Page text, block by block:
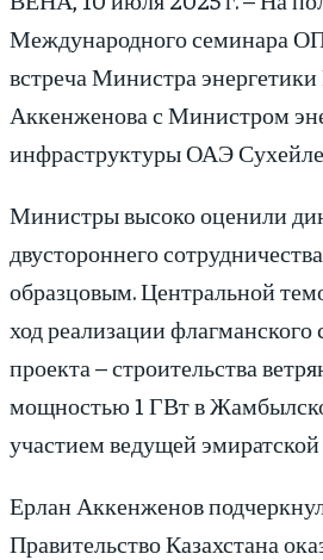
Международного семинара
встреча Министра
Аккенженова с Министром
инфраструктуры ОАЭ
Министры высоко оценили
двустороннего
образцовым. Центральной
ход реализации флагманского
проекта – строительства
мощностью 1 ГВт в
участием ведущей
Ерлан Аккенженов
Правительство Казахстана